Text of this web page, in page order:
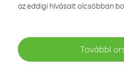
az eddigi hívásait olcsóbban
További